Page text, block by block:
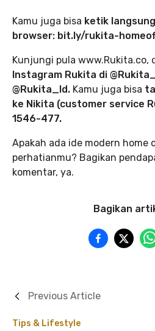
Kamu juga bisa ketik
browser: bit.ly/rukita-
Kunjungi pula www.Rukita.co,
Instagram Rukita di
@Rukita_Id. Kamu juga bisa
ke Nikita (customer service
1546-477.
Apakah ada ide modern home
perhatianmu? Bagikan
komentar, ya.
Bagikan
Tips & Lifestyle
Previous Article